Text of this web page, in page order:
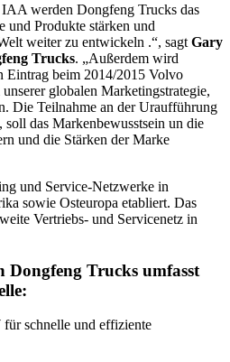
werden Dongfeng Trucks das
und Produkte stärken und
weiter zu entwickeln .“, sagt Gary
Trucks. „Außerdem wird
Eintrag beim 2014/2015 Volvo
globalen Marketingstrategie,
Die Teilnahme an der Uraufführung
das Markenbewusstsein un die
und die Stärken der Marke
und Service-Netzwerke in
sowie Osteuropa etabliert. Das
Vertriebs- und Servicenetz in
Dongfeng Trucks umfasst
schnelle und effiziente